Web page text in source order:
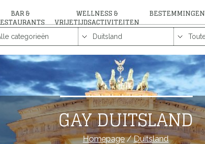
BAR & WELLNESS &
VRIJETIJDSACTIVITEITEN
BESTEMMINGEN
GAY DUITSLAND
Homepage/Duitsland